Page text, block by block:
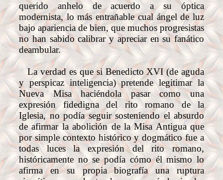
querido anhelo de acuerdo a su óptica
modernista, lo más entrañable cual ángel de luz
bajo apariencia de bien, que muchos progresistas
no han sabido calibrar y apreciar en su fanático
deambular.
La verdad es que si Benedicto XVI (de aguda
y perspicaz inteligencia) pretende legitimar la
Nueva Misa haciéndola pasar como una
expresión fidedigna del rito romano de la
Iglesia, no podía seguir sosteniendo el absurdo
de afirmar la abolición de la Misa Antigua que
por simple contexto histórico y dogmático fue a
todas luces la expresión del rito romano,
históricamente no se podía cómo él mismo lo
afirma en su propia biografía una ruptura